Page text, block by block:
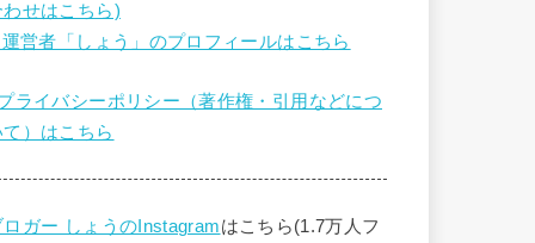
わせはこちら)
営者「しょう」のプロフィールはこちら
ライバシーポリシー（著作権・引用などにつ
て）はこちら
ロガー しょうのInstagramはこちら(1.7万人フ